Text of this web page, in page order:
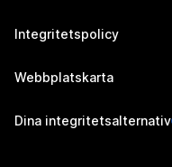
Integritetspolicy
Webbplatskarta
Dina integritetsalternativ